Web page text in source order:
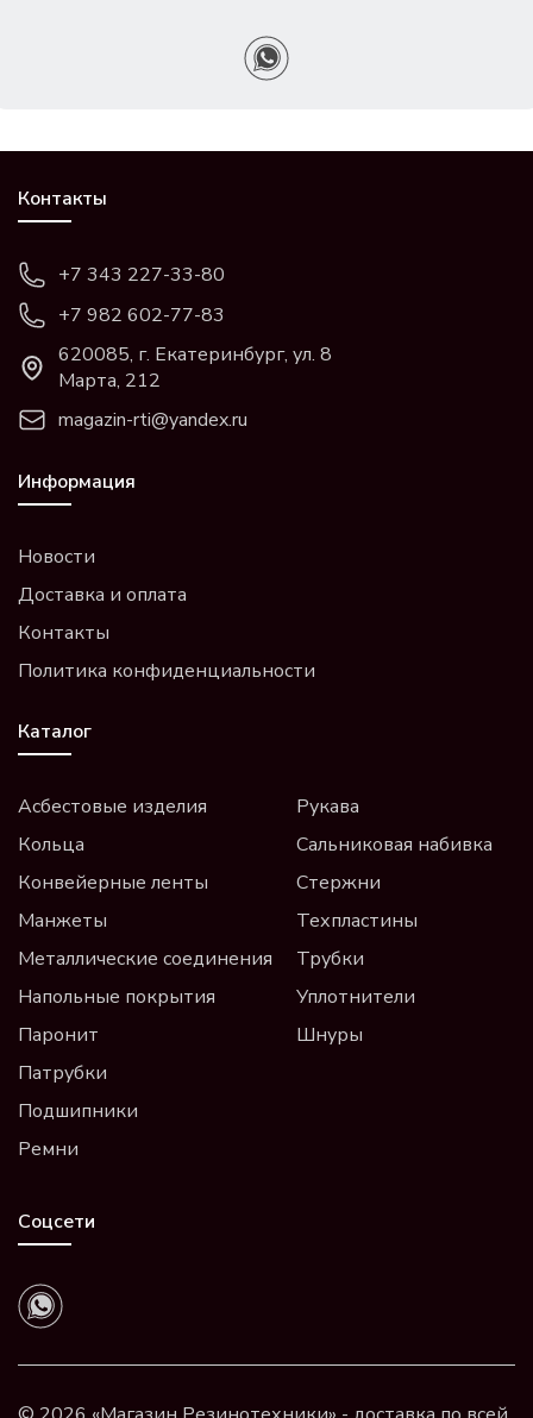
Контакты
+7 343 227-33-80
+7 982 602-77-83
620085, г. Екатеринбург, ул. 8
Марта, 212
magazin-rti@yandex.ru
Информация
Новости
Доставка и оплата
Контакты
Политика конфиденциальности
Каталог
Асбестовые изделия
Кольца
Конвейерные ленты
Манжеты
Металлические соединения
Напольные покрытия
Паронит
Патрубки
Подшипники
Ремни
Рукава
Сальниковая набивка
Стержни
Техпластины
Трубки
Уплотнители
Шнуры
Соцсети